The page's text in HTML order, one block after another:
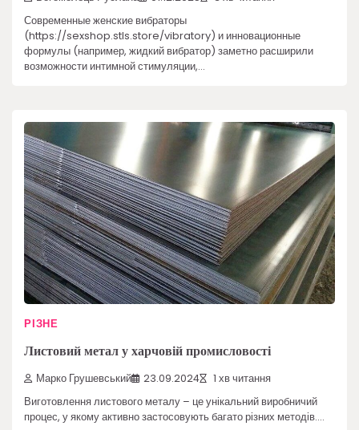
Современные женские вибраторы
(https://sexshop.stls.store/vibratory) и инновационные
формулы (например, жидкий вибратор) заметно расширили
возможности интимной стимуляции,…
РІЗНЕ
Листовий метал у харчовій промисловості
Марко Грушевський 23.09.2024 1 хв читання
Виготовлення листового металу – це унікальний виробничий
процес, у якому активно застосовують багато різних методів.…